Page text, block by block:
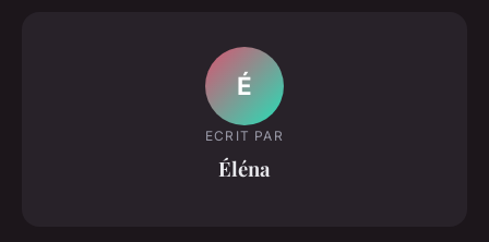
É
ECRIT PAR
Éléna